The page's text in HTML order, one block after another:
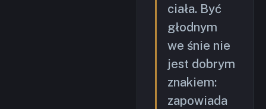
ciała. Być
głodnym
we śnie nie
jest dobrym
znakiem:
zapowiada